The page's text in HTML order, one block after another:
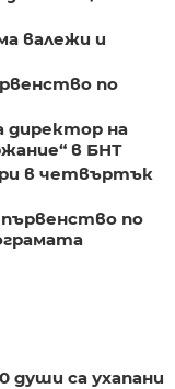
валежи и
по
директор на
в БНТ
в четвъртък
по
души са ухапани